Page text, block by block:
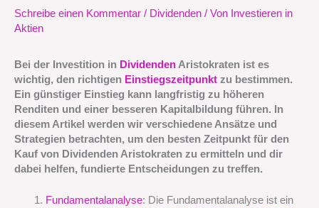
Schreibe einen Kommentar / Dividenden / Von Investieren in
Aktien
Bei der Investition in Dividenden Aristokraten ist es
wichtig, den richtigen Einstiegszeitpunkt zu bestimmen.
Ein günstiger Einstieg kann langfristig zu höheren
Renditen und einer besseren Kapitalbildung führen. In
diesem Artikel werden wir verschiedene Ansätze und
Strategien betrachten, um den besten Zeitpunkt für den
Kauf von Dividenden Aristokraten zu ermitteln und dir
dabei helfen, fundierte Entscheidungen zu treffen.
Fundamentalanalyse: Die Fundamentalanalyse ist ein